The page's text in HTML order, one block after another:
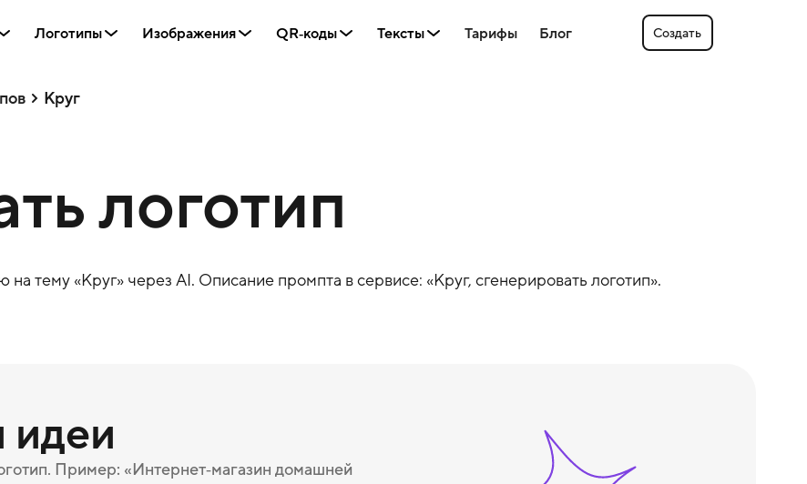
Логотипы Изображения QR‑коды Тексты Тарифы Блог Создать
Круг
логотип
на тему «Круг» через AI. Описание промпта в сервисе: «Круг, сгенерировать логотип».
идеи
Пример: «Интернет‑магазин домашней